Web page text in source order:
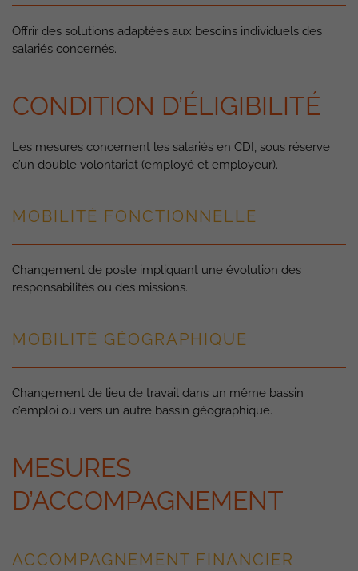
Offrir des solutions adaptées aux besoins individuels des
salariés concernés.
CONDITION D’ÉLIGIBILITÉ
Les mesures concernent les salariés en CDI, sous réserve
d’un double volontariat (employé et employeur).
MOBILITÉ FONCTIONNELLE
Changement de poste impliquant une évolution des
responsabilités ou des missions.
MOBILITÉ GÉOGRAPHIQUE
Changement de lieu de travail dans un même bassin
d’emploi ou vers un autre bassin géographique.
MESURES
D’ACCOMPAGNEMENT
ACCOMPAGNEMENT FINANCIER